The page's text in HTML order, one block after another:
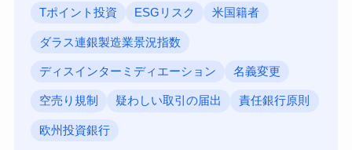
Tポイント投資 ESGリスク 米国籍者
ダラス連銀製造業景況指数
ディスインターミディエーション 名義変更
空売り規制 疑わしい取引の届出 責任銀行原則
欧州投資銀行